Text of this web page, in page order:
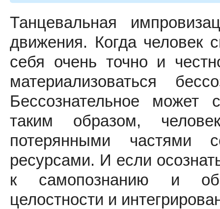
Танцевальная
движения. Когда человек
себя очень точно и
материализоваться
Бессознательное
таким образом,
потерянными частями
ресурсами. И если
к самопознанию и
целостности и